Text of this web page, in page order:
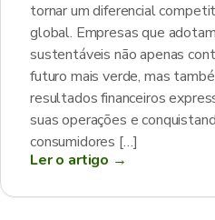
tornar um diferencial
global. Empresas que
sustentáveis não apenas
futuro mais verde, mas
resultados financeiros
suas operações e
consumidores […]
Ler o artigo →